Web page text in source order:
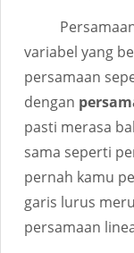
variabel yang
persamaan
dengan
pasti merasa
sama seperti
pernah kamu
garis lurus
persamaan